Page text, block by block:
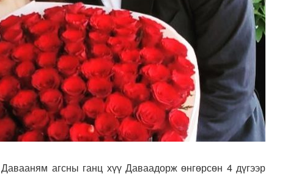
Давааням агсны ганц хүү Даваадорж өнгөрсөн 4 дүгээр